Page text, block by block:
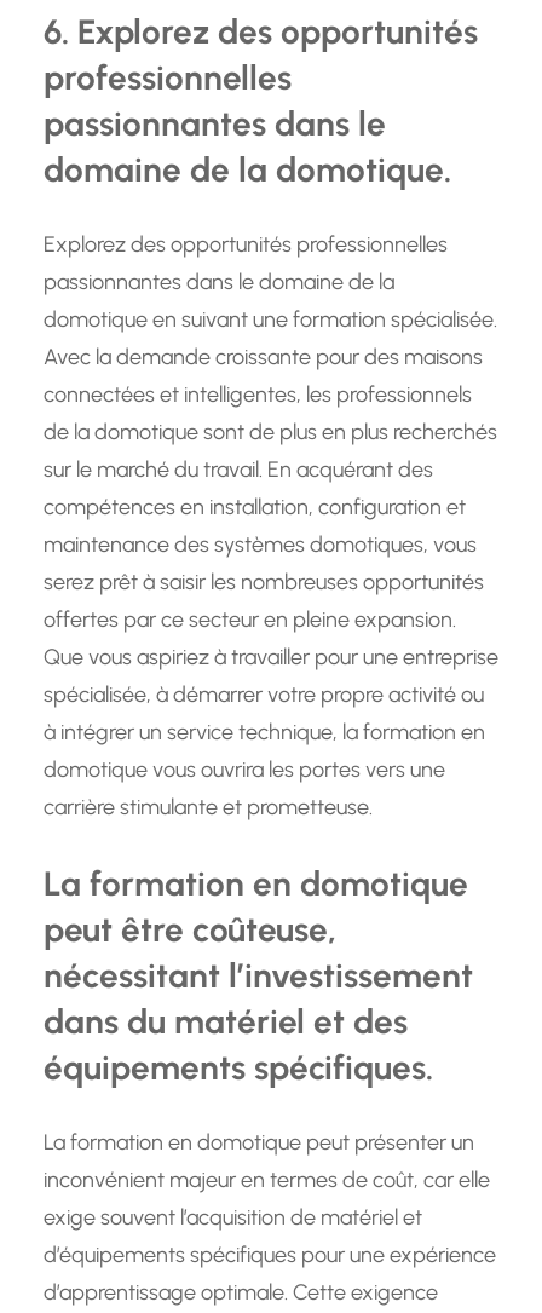
6. Explorez des opportunités
professionnelles
passionnantes dans le
domaine de la domotique.
Explorez des opportunités professionnelles
passionnantes dans le domaine de la
domotique en suivant une formation spécialisée.
Avec la demande croissante pour des maisons
connectées et intelligentes, les professionnels
de la domotique sont de plus en plus recherchés
sur le marché du travail. En acquérant des
compétences en installation, configuration et
maintenance des systèmes domotiques, vous
serez prêt à saisir les nombreuses opportunités
offertes par ce secteur en pleine expansion.
Que vous aspiriez à travailler pour une entreprise
spécialisée, à démarrer votre propre activité ou
à intégrer un service technique, la formation en
domotique vous ouvrira les portes vers une
carrière stimulante et prometteuse.
La formation en domotique
peut être coûteuse,
nécessitant l’investissement
dans du matériel et des
équipements spécifiques.
La formation en domotique peut présenter un
inconvénient majeur en termes de coût, car elle
exige souvent l’acquisition de matériel et
d’équipements spécifiques pour une expérience
d’apprentissage optimale. Cette exigence